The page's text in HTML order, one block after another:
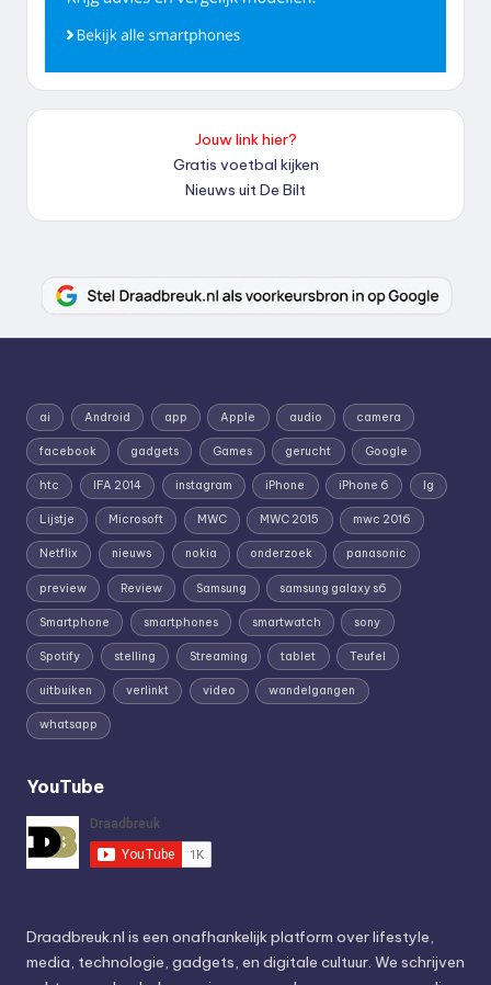
Jouw link hier?
Gratis voetbal kijken
Nieuws uit De Bilt
ai Android app Apple audio camera
facebook gadgets Games gerucht Google
htc IFA 2014 instagram iPhone iPhone 6 lg
Lijstje Microsoft MWC MWC 2015 mwc 2016
Netflix nieuws nokia onderzoek panasonic
preview Review Samsung samsung galaxy s6
Smartphone smartphones smartwatch sony
Spotify stelling Streaming tablet Teufel
uitbuiken verlinkt video wandelgangen
whatsapp
YouTube
Draadbreuk.nl is een onafhankelijk platform over lifestyle,
media, technologie, gadgets, en digitale cultuur. We schrijven